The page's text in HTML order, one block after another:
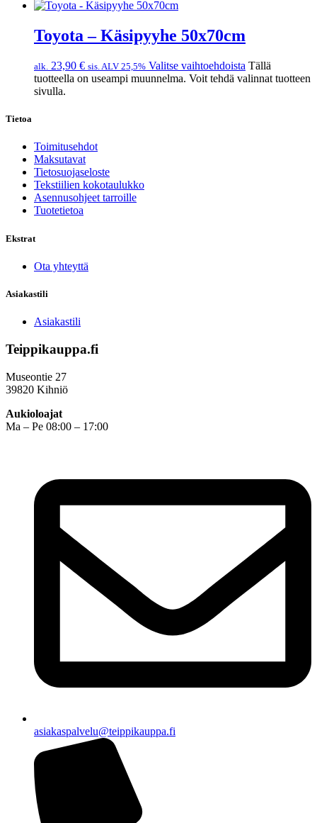
Toyota – Käsipyyhe 50x70cm
alk. 23,90 € sis. ALV 25,5% Valitse vaihtoehdoista Tällä
tuotteella on useampi muunnelma. Voit tehdä valinnat tuotteen
sivulla.
Tietoa
Toimitusehdot
Maksutavat
Tietosuojaseloste
Tekstiilien kokotaulukko
Asennusohjeet tarroille
Tuotetietoa
Ekstrat
Ota yhteyttä
Asiakastili
Asiakastili
Teippikauppa.fi
Museontie 27
39820 Kihniö
Aukioloajat
Ma – Pe 08:00 – 17:00
asiakaspalvelu@teippikauppa.fi